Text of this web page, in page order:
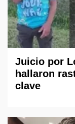
Juicio por
hallaron
clave